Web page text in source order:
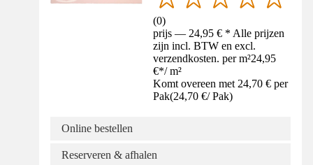
(0)
prijs — 24,95 € * Alle prijzen
zijn incl. BTW en excl.
verzendkosten. per m²24,95
€*/ m²
Komt overeen met 24,70 € per
Pak(24,70 €/ Pak)
Online bestellen
Reserveren & afhalen